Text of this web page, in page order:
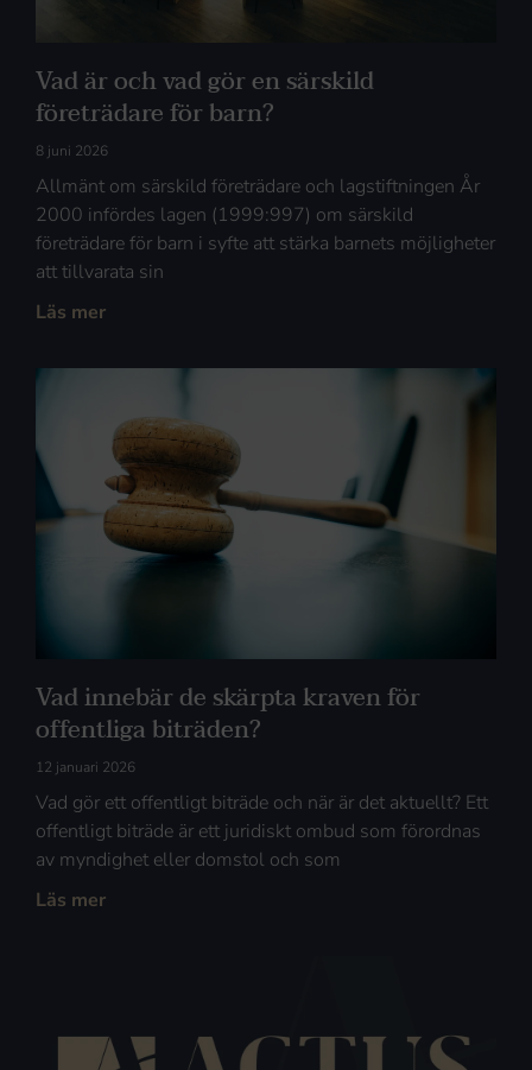
Vad är och vad gör en särskild
företrädare för barn?
8 juni 2026
Allmänt om särskild företrädare och lagstiftningen År
2000 infördes lagen (1999:997) om särskild
företrädare för barn i syfte att stärka barnets möjligheter
att tillvarata sin
Läs mer
Vad innebär de skärpta kraven för
offentliga biträden?
12 januari 2026
Vad gör ett offentligt biträde och när är det aktuellt? Ett
offentligt biträde är ett juridiskt ombud som förordnas
av myndighet eller domstol och som
Läs mer